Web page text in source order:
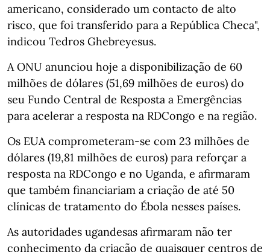
americano, considerado um contacto de alto
risco, que foi transferido para a República Checa",
indicou Tedros Ghebreyesus.
A ONU anunciou hoje a disponibilização de 60
milhões de dólares (51,69 milhões de euros) do
seu Fundo Central de Resposta a Emergências
para acelerar a resposta na RDCongo e na região.
Os EUA comprometeram-se com 23 milhões de
dólares (19,81 milhões de euros) para reforçar a
resposta na RDCongo e no Uganda, e afirmaram
que também financiariam a criação de até 50
clínicas de tratamento do Ébola nesses países.
As autoridades ugandesas afirmaram não ter
conhecimento da criação de quaisquer centros de